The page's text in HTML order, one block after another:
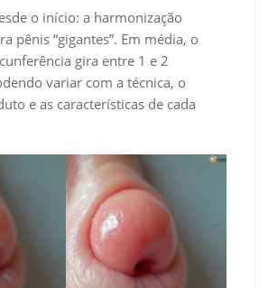
o início: a harmonização
pênis “gigantes”. Em média, o
gira entre 1 e 2
variar com a técnica, o
e as características de cada